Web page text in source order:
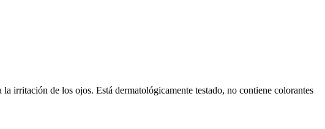
irritación de los ojos. Está dermatológicamente testado, no contiene colorantes